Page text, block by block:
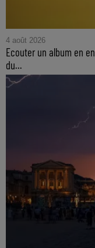
4 août 2026
Ecouter un album en
du...